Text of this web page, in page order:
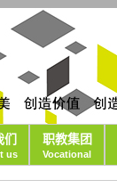
us
职教集团
Vocational